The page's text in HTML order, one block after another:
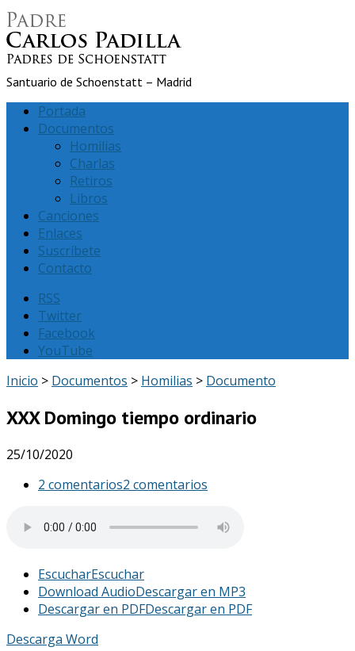
Santuario de Schoenstatt – Madrid
Portada
Documentos
Homilias
Charlas
Retiros
Libros
Canciones
Enlaces
Suscríbete
Contacto
RSS
Twitter
Facebook
YouTube
Inicio > Documentos > Homilias > Documento
XXX Domingo tiempo ordinario
25/10/2020
2 comentarios2 comentarios
EscucharEscuchar
Download AudioDescargar en MP3
Descargar en PDFDescargar en PDF
Descarga Word